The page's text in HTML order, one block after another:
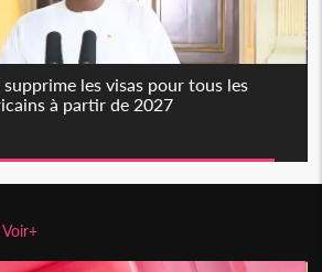
supprime les visas pour tous les
à partir de 2027
Voir+